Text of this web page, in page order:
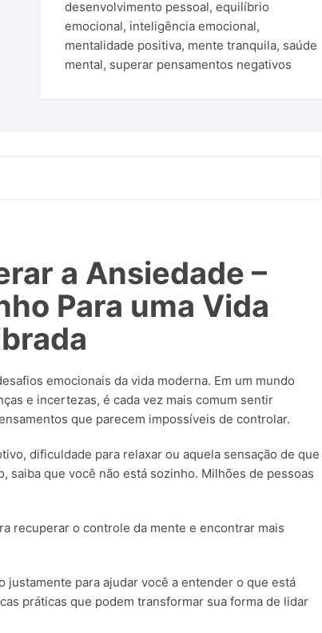
desenvolvimento pessoal,equilíbrio
emocional, inteligência emocional,
mentalidade positiva, mente tranquila, saúde
mental, superar pensamentos negativos
a Ansiedade –
Para uma Vida
emocionais da vida moderna. Em um mundo
e incertezas, é cada vez mais comum sentir
que parecem impossíveis de controlar.
dificuldade para relaxar ou aquela sensação de que
saiba que você não está sozinho. Milhões de pessoas
recuperar o controle da mente e encontrar mais
justamente para ajudar você a entender o que está
práticas que podem transformar sua forma de lidar